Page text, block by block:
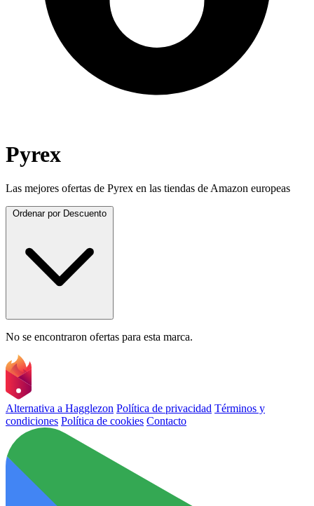
Pyrex
Las mejores ofertas de Pyrex en las tiendas de Amazon europeas
Ordenar por Descuento
No se encontraron ofertas para esta marca.
Alternativa a Hagglezon Política de privacidad Términos y
condiciones Política de cookies Contacto